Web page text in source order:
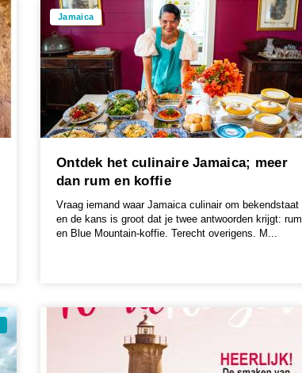
Jamaica
Ontdek het culinaire Jamaica; meer
dan rum en koffie
Vraag iemand waar Jamaica culinair om bekendstaat
en de kans is groot dat je twee antwoorden krijgt: rum
en Blue Mountain-koffie. Terecht overigens. M...